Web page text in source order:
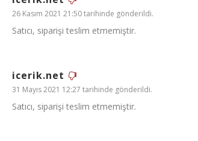
26 Kasım 2021 21:50 tarihinde gönderildi.
Satıcı, siparişi teslim etmemiştir.
icerik.net
31 Mayıs 2021 12:27 tarihinde gönderildi.
Satıcı, siparişi teslim etmemiştir.